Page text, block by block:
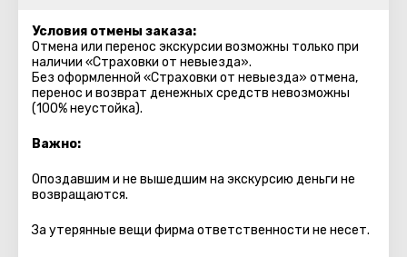
Условия отмены заказа:
Отмена или перенос экскурсии возможны только при
наличии «Страховки от невыезда».
Без оформленной «Страховки от невыезда» отмена,
перенос и возврат денежных средств невозможны
(100% неустойка).
Важно:
Опоздавшим и не вышедшим на экскурсию деньги не
возвращаются.
За утерянные вещи фирма ответственности не несет.